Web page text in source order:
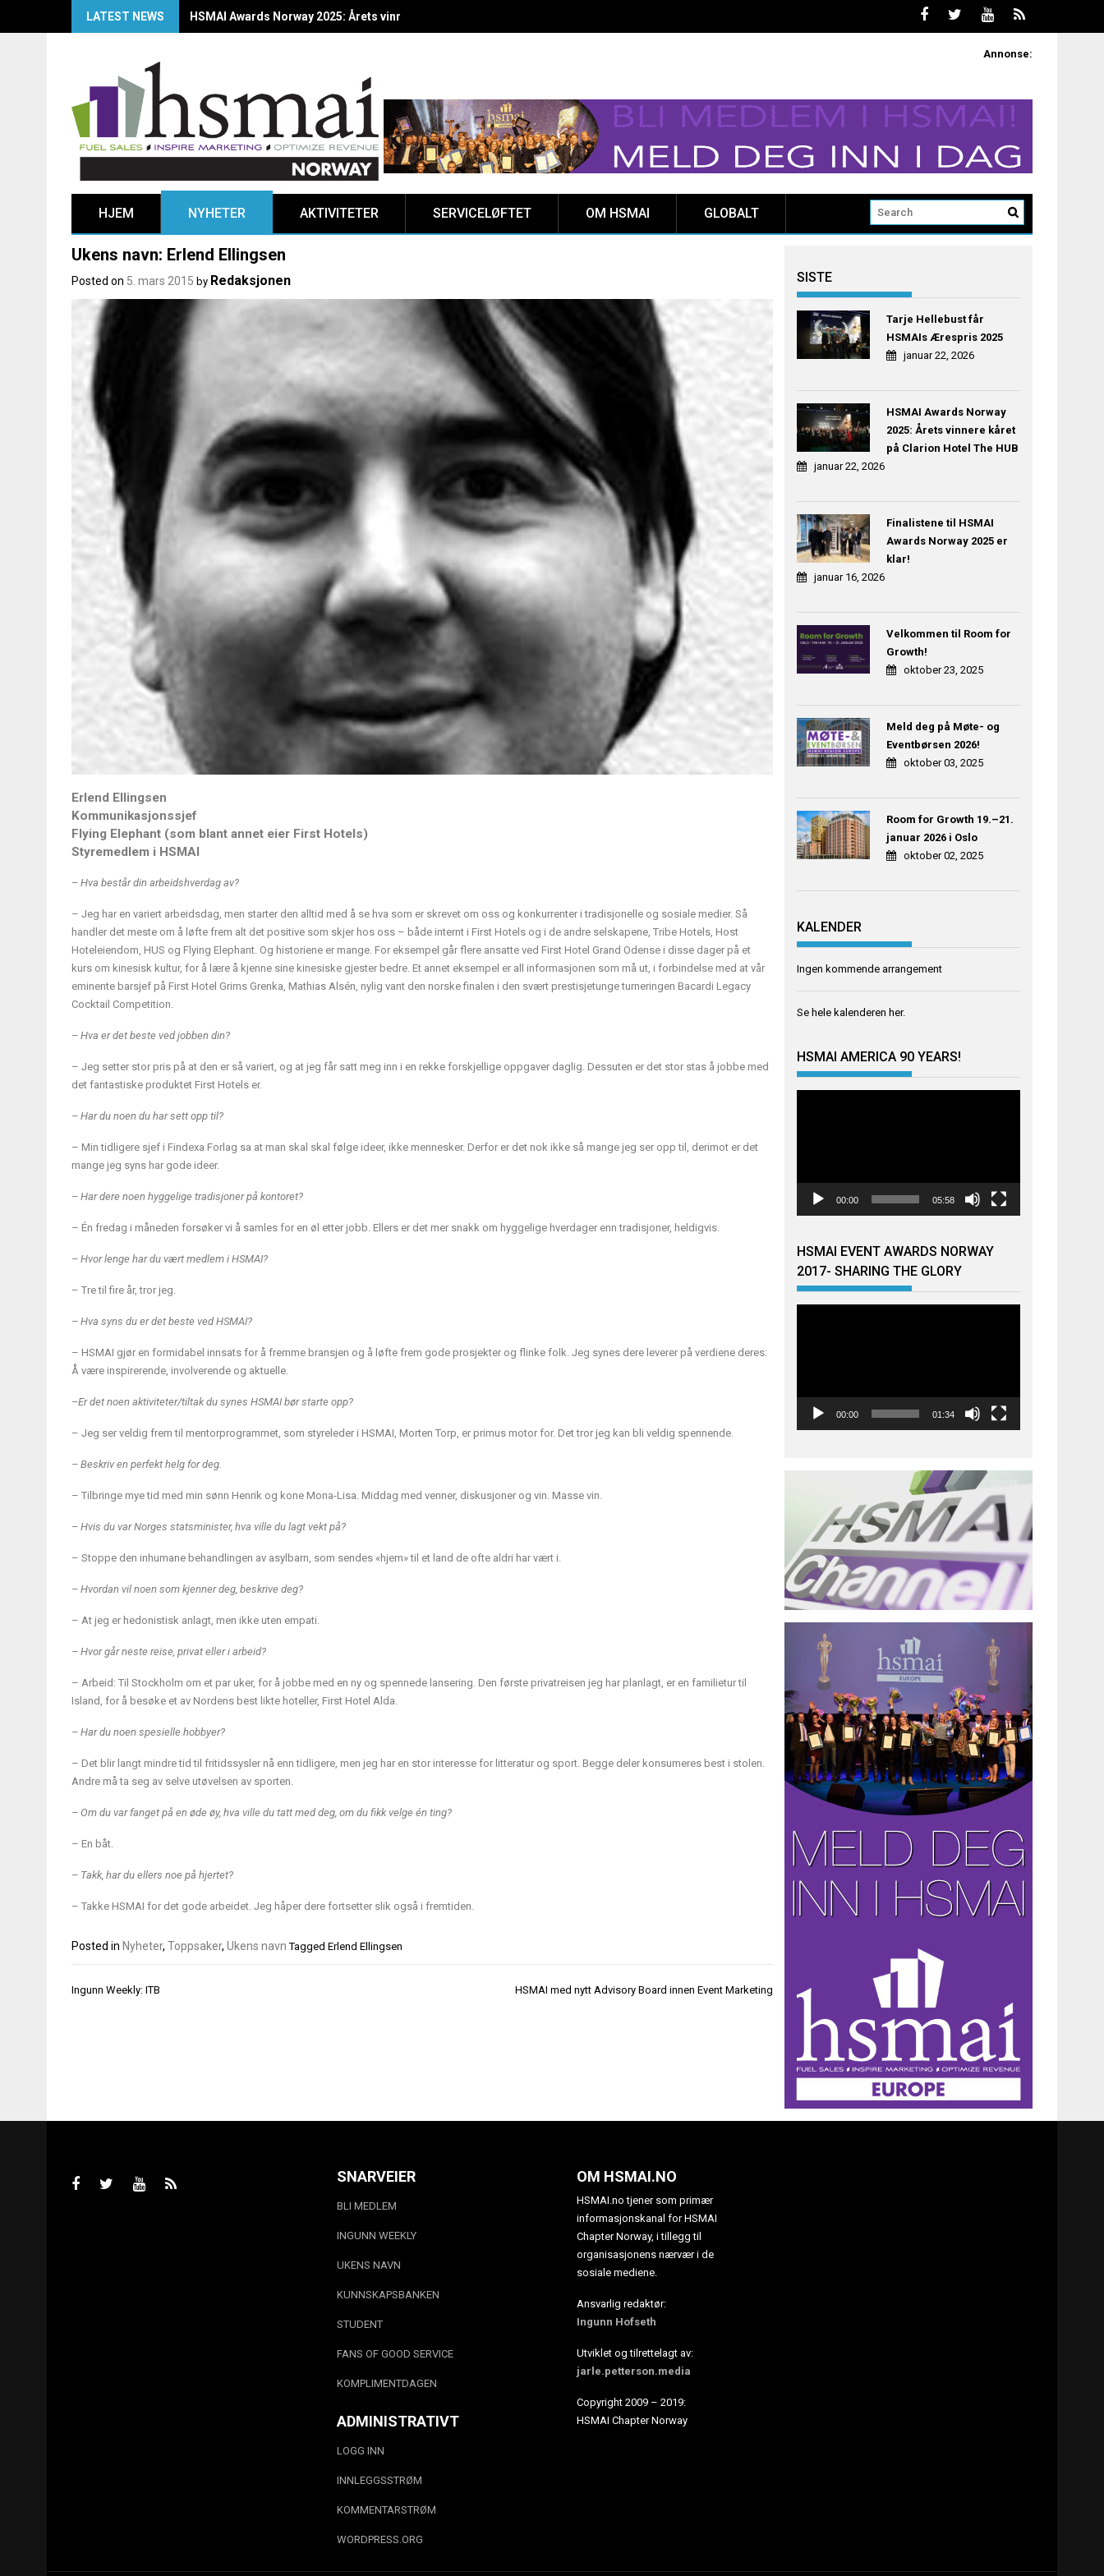
LATEST NEWS HSMAI Awards Norway 2025: Årets vinnere kåret på Clarion Hotel The HUB
Annonse:
HJEM NYHETER AKTIVITETER SERVICELØFTET OM HSMAI GLOBALT
Ukens navn: Erlend Ellingsen
Posted on 5. mars 2015 by Redaksjonen
Erlend Ellingsen
Kommunikasjonssjef
Flying Elephant (som blant annet eier First Hotels)
Styremedlem i HSMAI
– Hva består din arbeidshverdag av?
– Jeg har en variert arbeidsdag, men starter den alltid med å se hva som er skrevet om oss og konkurrenter i tradisjonelle og sosiale medier. Så
handler det meste om å løfte frem alt det positive som skjer hos oss – både internt i First Hotels og i de andre selskapene, Tribe Hotels, Host
Hoteleiendom, HUS og Flying Elephant. Og historiene er mange. For eksempel går flere ansatte ved First Hotel Grand Odense i disse dager på et
kurs om kinesisk kultur, for å lære å kjenne sine kinesiske gjester bedre. Et annet eksempel er all informasjonen som må ut, i forbindelse med at vår
eminente barsjef på First Hotel Grims Grenka, Mathias Alsén, nylig vant den norske finalen i den svært prestisjetunge turneringen Bacardi Legacy
Cocktail Competition.
– Hva er det beste ved jobben din?
– Jeg setter stor pris på at den er så variert, og at jeg får satt meg inn i en rekke forskjellige oppgaver daglig. Dessuten er det stor stas å jobbe med
det fantastiske produktet First Hotels er.
– Har du noen du har sett opp til?
– Min tidligere sjef i Findexa Forlag sa at man skal skal følge ideer, ikke mennesker. Derfor er det nok ikke så mange jeg ser opp til, derimot er det
mange jeg syns har gode ideer.
– Har dere noen hyggelige tradisjoner på kontoret?
– Én fredag i måneden forsøker vi å samles for en øl etter jobb. Ellers er det mer snakk om hyggelige hverdager enn tradisjoner, heldigvis.
– Hvor lenge har du vært medlem i HSMAI?
– Tre til fire år, tror jeg.
– Hva syns du er det beste ved HSMAI?
– HSMAI gjør en formidabel innsats for å fremme bransjen og å løfte frem gode prosjekter og flinke folk. Jeg synes dere leverer på verdiene deres:
Å være inspirerende, involverende og aktuelle.
–Er det noen aktiviteter/tiltak du synes HSMAI bør starte opp?
– Jeg ser veldig frem til mentorprogrammet, som styreleder i HSMAI, Morten Torp, er primus motor for. Det tror jeg kan bli veldig spennende.
– Beskriv en perfekt helg for deg.
– Tilbringe mye tid med min sønn Henrik og kone Mona-Lisa. Middag med venner, diskusjoner og vin. Masse vin.
– Hvis du var Norges statsminister, hva ville du lagt vekt på?
– Stoppe den inhumane behandlingen av asylbarn, som sendes «hjem» til et land de ofte aldri har vært i.
– Hvordan vil noen som kjenner deg, beskrive deg?
– At jeg er hedonistisk anlagt, men ikke uten empati.
– Hvor går neste reise, privat eller i arbeid?
– Arbeid: Til Stockholm om et par uker, for å jobbe med en ny og spennede lansering. Den første privatreisen jeg har planlagt, er en familietur til
Island, for å besøke et av Nordens best likte hoteller, First Hotel Alda.
– Har du noen spesielle hobbyer?
– Det blir langt mindre tid til fritidssysler nå enn tidligere, men jeg har en stor interesse for litteratur og sport. Begge deler konsumeres best i stolen.
Andre må ta seg av selve utøvelsen av sporten.
– Om du var fanget på en øde øy, hva ville du tatt med deg, om du fikk velge én ting?
– En båt.
– Takk, har du ellers noe på hjertet?
– Takke HSMAI for det gode arbeidet. Jeg håper dere fortsetter slik også i fremtiden.
Posted in Nyheter, Toppsaker, Ukens navn Tagged Erlend Ellingsen
Innleggsnavigasjon
Ingunn Weekly: ITB HSMAI med nytt Advisory Board innen Event Marketing
SISTE
Tarje Hellebust får
HSMAIs Ærespris 2025
januar 22, 2026
HSMAI Awards Norway
2025: Årets vinnere kåret
på Clarion Hotel The HUB
januar 22, 2026
Finalistene til HSMAI
Awards Norway 2025 er
klar!
januar 16, 2026
Velkommen til Room for
Growth!
oktober 23, 2025
Meld deg på Møte- og
Eventbørsen 2026!
oktober 03, 2025
Room for Growth 19.–21.
januar 2026 i Oslo
oktober 02, 2025
KALENDER
Ingen kommende arrangement
Se hele kalenderen her.
HSMAI AMERICA 90 YEARS!
00:00 05:58
HSMAI EVENT AWARDS NORWAY
2017- SHARING THE GLORY
00:00 01:34
SNARVEIER
BLI MEDLEM
INGUNN WEEKLY
UKENS NAVN
KUNNSKAPSBANKEN
STUDENT
FANS OF GOOD SERVICE
KOMPLIMENTDAGEN
ADMINISTRATIVT
LOGG INN
INNLEGGSSTRØM
KOMMENTARSTRØM
WORDPRESS.ORG
OM HSMAI.NO
HSMAI.no tjener som primær
informasjonskanal for HSMAI
Chapter Norway, i tillegg til
organisasjonens nærvær i de
sosiale mediene.
Ansvarlig redaktør:
Ingunn Hofseth
Utviklet og tilrettelagt av:
jarle.petterson.media
Copyright 2009 – 2019:
HSMAI Chapter Norway